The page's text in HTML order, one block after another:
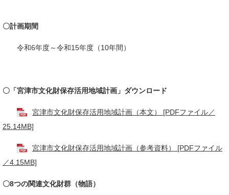
〇計画期間
令和6年度～令和15年度（10年間）
〇「宮津市文化財保存活用地域計画」ダウンロード
宮津市文化財保存活用地域計画（本文） [PDFファイル／
25.14MB]
宮津市文化財保存活用地域計画（参考資料） [PDFファイル
／4.15MB]
〇8つの関連文化財群（物語）